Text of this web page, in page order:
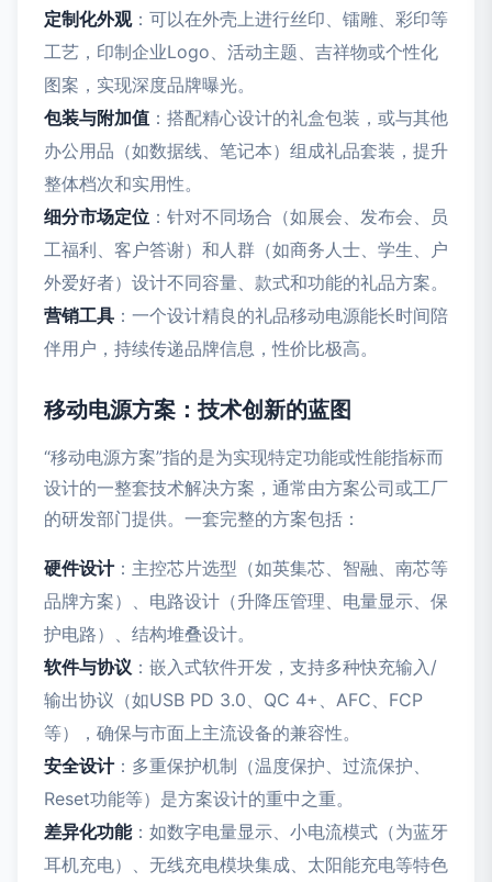
定制化外观：可以在外壳上进行丝印、镭雕、彩印等
工艺，印制企业Logo、活动主题、吉祥物或个性化
图案，实现深度品牌曝光。
包装与附加值 ：搭配精心设计的礼盒包装，或与其他
办公用品（如数据线、笔记本）组成礼品套装，提升
整体档次和实用性。
细分市场定位 ：针对不同场合（如展会、发布会、员
工福利、客户答谢）和人群（如商务人士、学生、户
外爱好者）设计不同容量、款式和功能的礼品方案。
营销工具 ：一个设计精良的礼品移动电源能长时间陪
伴用户，持续传递品牌信息，性价比极高。
移动电源方案：技术创新的蓝图
“移动电源方案”指的是为实现特定功能或性能指标而
设计的一整套技术解决方案，通常由方案公司或工厂
的研发部门提供。一套完整的方案包括：
硬件设计：主控芯片选型（如英集芯、智融、南芯等
品牌方案）、电路设计（升降压管理、电量显示、保
护电路）、结构堆叠设计。
软件与协议 ：嵌入式软件开发，支持多种快充输入/
输出协议（如USB PD 3.0、QC 4+、AFC、FCP
等），确保与市面上主流设备的兼容性。
安全设计：多重保护机制（温度保护、过流保护、
Reset功能等）是方案设计的重中之重。
差异化功能：如数字电量显示、小电流模式（为蓝牙
耳机充电）、无线充电模块集成、太阳能充电等特色